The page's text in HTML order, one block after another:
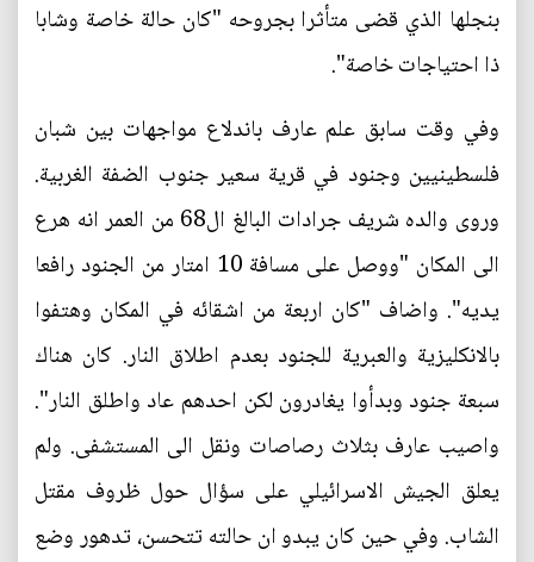
بنجلها الذي قضى متأثرا بجروحه "كان حالة خاصة وشابا
ذا احتياجات خاصة".
وفي وقت سابق علم عارف باندلاع مواجهات بين شبان
فلسطينيين وجنود في قرية سعير جنوب الضفة الغربية.
وروى والده شريف جرادات البالغ ال68 من العمر انه هرع
الى المكان "ووصل على مسافة 10 امتار من الجنود رافعا
يديه". واضاف "كان اربعة من اشقائه في المكان وهتفوا
بالانكليزية والعبرية للجنود بعدم اطلاق النار. كان هناك
سبعة جنود وبدأوا يغادرون لكن احدهم عاد واطلق النار".
واصيب عارف بثلاث رصاصات ونقل الى المستشفى. ولم
يعلق الجيش الاسرائيلي على سؤال حول ظروف مقتل
الشاب. وفي حين كان يبدو ان حالته تتحسن، تدهور وضع